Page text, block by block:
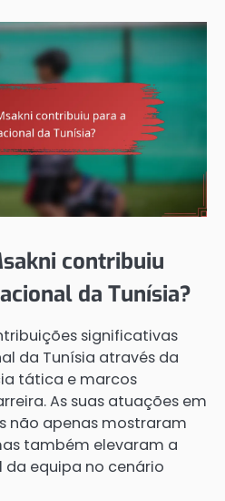
contribuiu
da Tunísia?
significativas
da Tunísia através da
tática e marcos
As suas atuações em
não apenas mostraram
também elevaram a
equipa no cenário